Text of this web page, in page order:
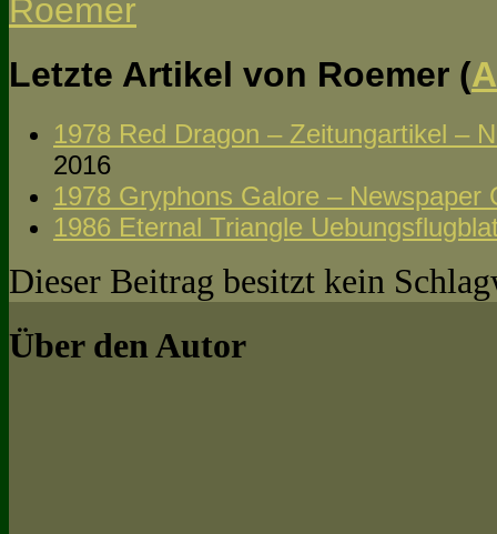
Letzte Artikel von Roemer (
1978 Red Dragon – Zeitungartikel –
2016
1978 Gryphons Galore – Newspaper
1986 Eternal Triangle
Dieser Beitrag besitzt kein
Über den Autor